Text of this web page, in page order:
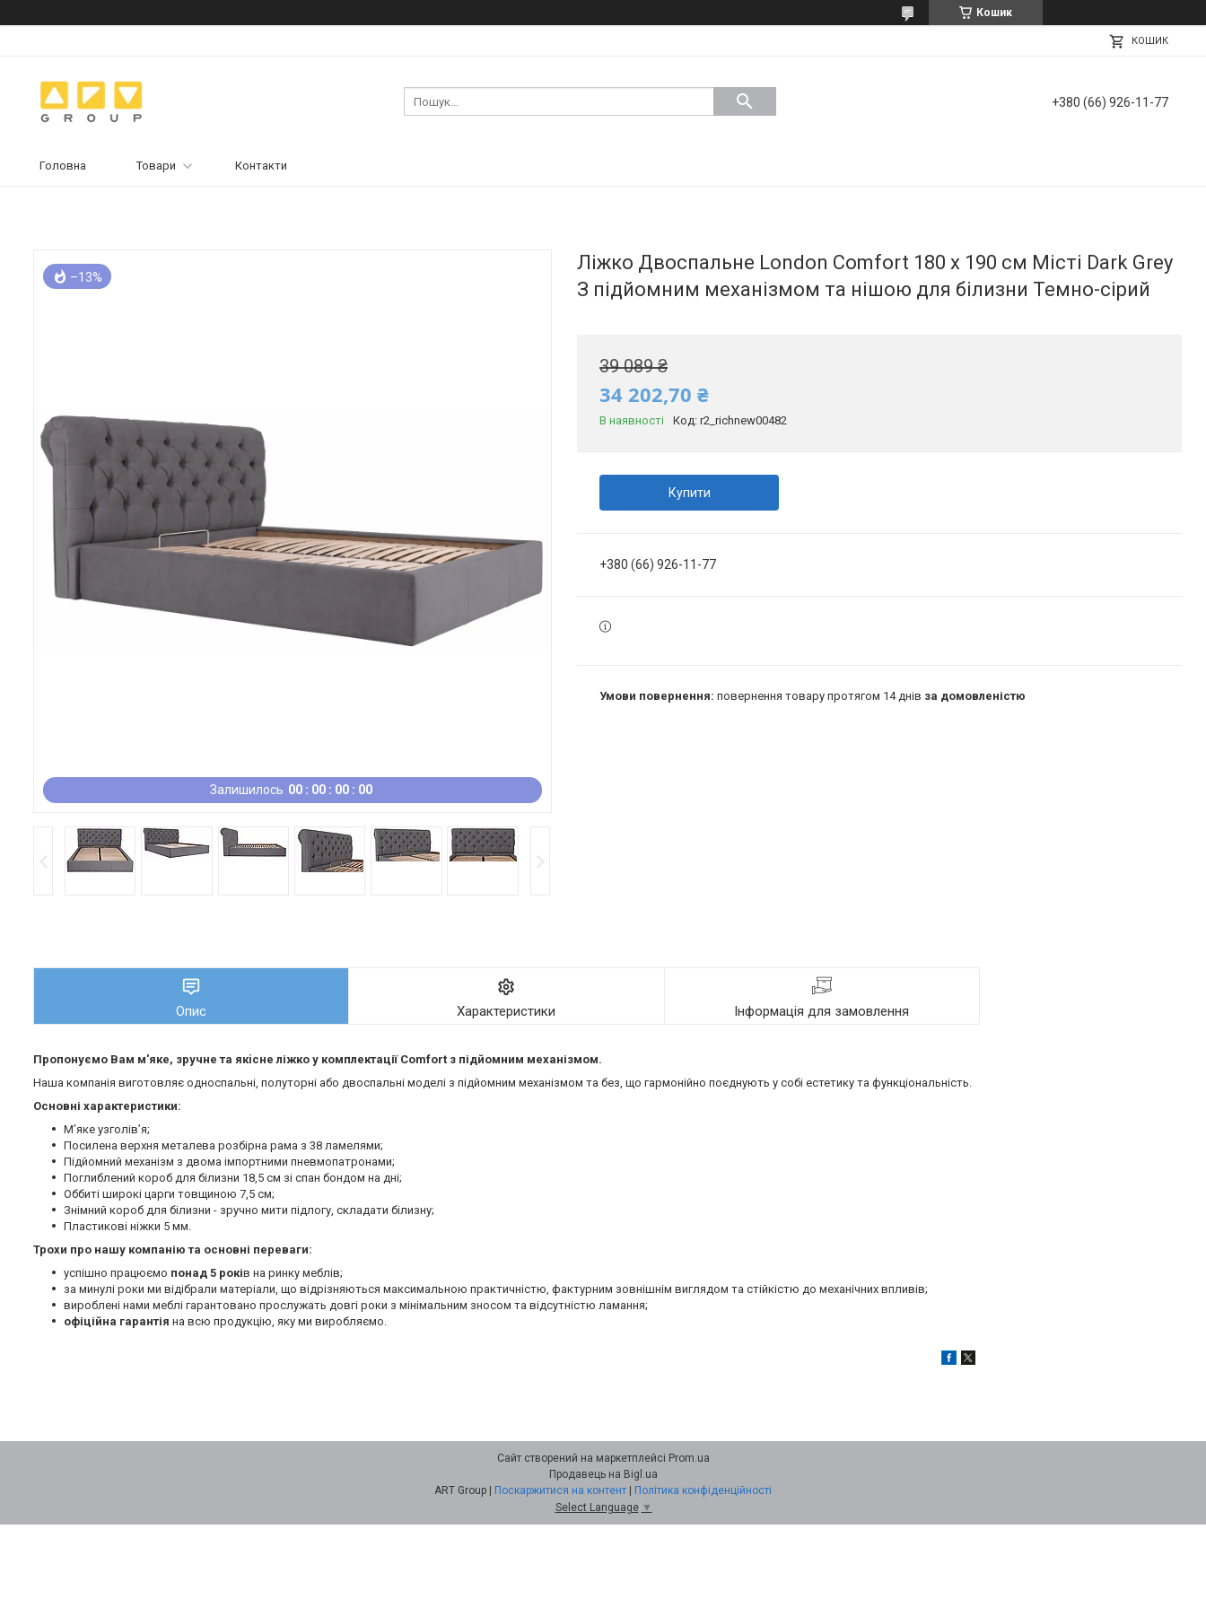
Кошик
КОШИК
+380 (66) 926-11-77
Головна Товари Контакти
Залишилось 00 00 00 00
–13%
Ліжко Двоспальне London Comfort 180 х 190 см Місті Dark Grey
З підйомним механізмом та нішою для білизни Темно-сірий
39 089 ₴
34 202,70 ₴
В наявності Код: r2_richnew00482
Купити
+380 (66) 926-11-77
повернення товару протягом 14 днів за домовленістю
Опис Характеристики Інформація для замовлення
Пропонуємо Вам м'яке, зручне та якiсне ліжко у комплектації Comfort з підйомним механізмом.
Наша компанія виготовляє односпальні, полуторні або двоспальні моделі з підйомним механізмом та без, що гармонійно поєднують у собі естетику та функціональність.
Основні характеристики:
М’яке узголів’я;
Посилена верхня металева розбірна рама з 38 ламелями;
Підйомний механізм з двома імпортними пневмопатронами;
Поглиблений короб для білизни 18,5 см зі спан бондом на дні;
Оббиті широкі царги товщиною 7,5 см;
Знімний короб для білизни - зручно мити підлогу, складати білизну;
Пластикові ніжки 5 мм.
Трохи про нашу компанію та основні переваги:
успішно працюємо понад 5 років на ринку меблів;
за минулі роки ми відібрали матеріали, що відрізняються максимальною практичністю, фактурним зовнішнім виглядом та стійкістю до механічних впливів;
вироблені нами меблі гарантовано прослужать довгі роки з мінімальним зносом та відсутністю ламання;
офіційна гарантія на всю продукцію, яку ми виробляємо.
Сайт створений на маркетплейсі Prom.ua
Продавець на Bigl.ua
Поскаржитися на контент
Політика конфіденційності
Select Language ▼